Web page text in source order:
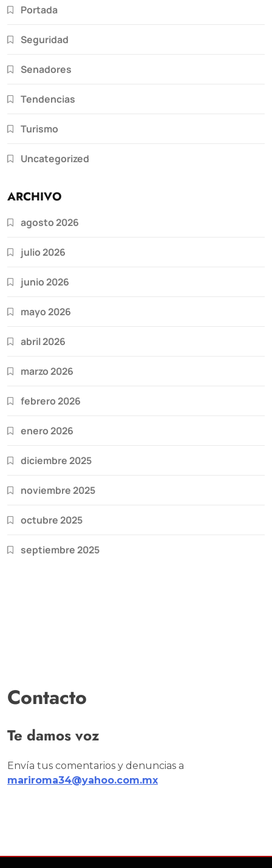
Portada
Seguridad
Senadores
Tendencias
Turismo
Uncategorized
ARCHIVO
agosto 2026
julio 2026
junio 2026
mayo 2026
abril 2026
marzo 2026
febrero 2026
enero 2026
diciembre 2025
noviembre 2025
octubre 2025
septiembre 2025
Contacto
Te damos voz
Envía tus comentarios y denuncias a
mariroma34@yahoo.com.mx